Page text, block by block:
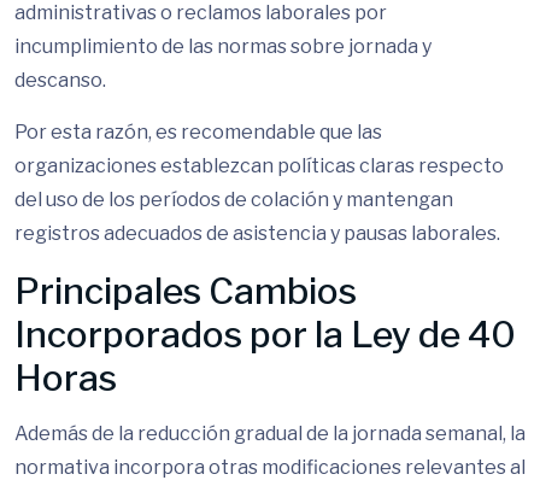
administrativas o reclamos laborales por
incumplimiento de las normas sobre jornada y
descanso.
Por esta razón, es recomendable que las
organizaciones establezcan políticas claras respecto
del uso de los períodos de colación y mantengan
registros adecuados de asistencia y pausas laborales.
Principales Cambios
Incorporados por la Ley de 40
Horas
Además de la reducción gradual de la jornada semanal, la
normativa incorpora otras modificaciones relevantes al